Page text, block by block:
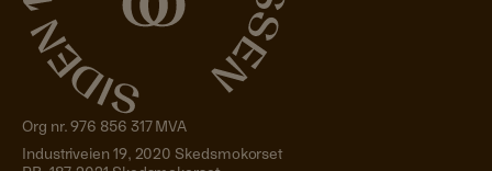
Org nr. 976 856 317 MVA
Industriveien 19, 2020 Skedsmokorset